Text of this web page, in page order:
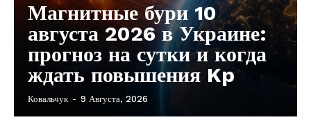
Магнитные бури 10
августа 2026 в Украине:
прогноз на сутки и когда
ждать повышения Kp
Ковальчук - 9 Августа, 2026